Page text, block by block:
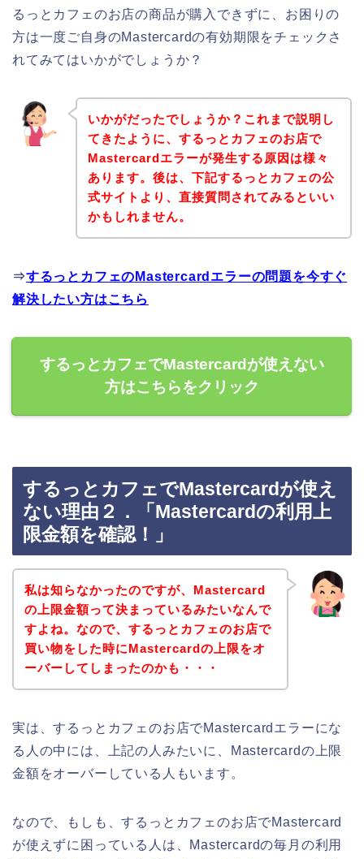
るっとカフェのお店の商品が購入できずに、お困りの
方は一度ご自身のMastercardの有効期限をチェックさ
れてみてはいかがでしょうか？
いかがだったでしょうか？これまで説明し
てきたように、するっとカフェのお店で
Mastercardエラーが発生する原因は様々
あります。後は、下記するっとカフェの公
式サイトより、直接質問されてみるといい
かもしれません。
⇒するっとカフェのMastercardエラーの問題を今すぐ
解決したい方はこちら
するっとカフェでMastercardが使えない
方はこちらをクリック
するっとカフェでMastercardが使え
ない理由２．「Mastercardの利用上
限金額を確認！」
私は知らなかったのですが、Mastercard
の上限金額って決まっているみたいなんで
すよね。なので、するっとカフェのお店で
買い物をした時にMastercardの上限をオ
ーバーしてしまったのかも・・・
実は、するっとカフェのお店でMastercardエラーにな
る人の中には、上記の人みたいに、Mastercardの上限
金額をオーバーしている人もいます。
なので、もしも、するっとカフェのお店でMastercard
が使えずに困っている人は、Mastercardの毎月の利用